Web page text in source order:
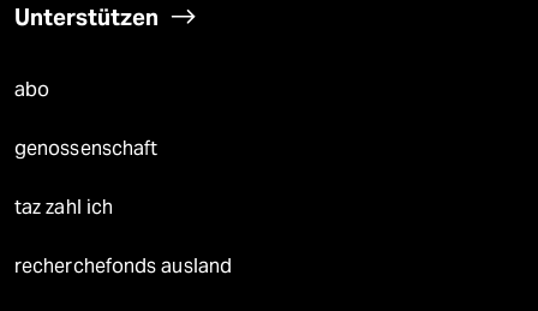
Unterstützen
abo
genossenschaft
taz zahl ich
recherchefonds ausland